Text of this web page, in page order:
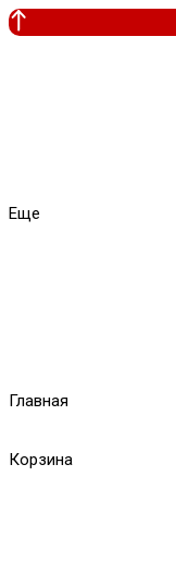
Еще
Главная
Корзина